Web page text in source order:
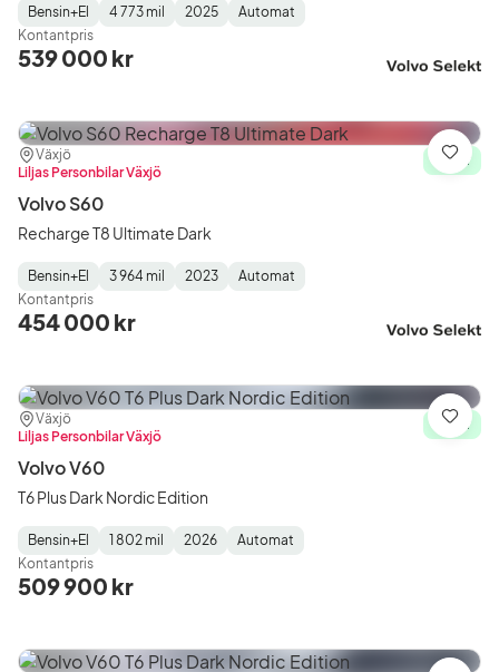
Fuel
Type:
Bensin+El
Mätarställning:
4 773 mil
Model
Year:
2025
Gearbox
Type:
Automat
Kontantpris
539 000 kr
Plats:
Växjö
Återförsäljare:
Liljas Personbilar Växjö
I lager
Volvo S60
Recharge T8 Ultimate Dark
Fuel
Type:
Bensin+El
Mätarställning:
3 964 mil
Model
Year:
2023
Gearbox
Type:
Automat
Kontantpris
454 000 kr
Spara
Plats:
Växjö
Återförsäljare:
Liljas Personbilar Växjö
I lager
Volvo V60
T6 Plus Dark Nordic Edition
Fuel
Type:
Bensin+El
Mätarställning:
1 802 mil
Model
Year:
2026
Gearbox
Type:
Automat
Kontantpris
509 900 kr
Spara